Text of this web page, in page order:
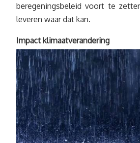
beregeningsbeleid voort te
leveren waar dat kan.
Impact klimaatverandering